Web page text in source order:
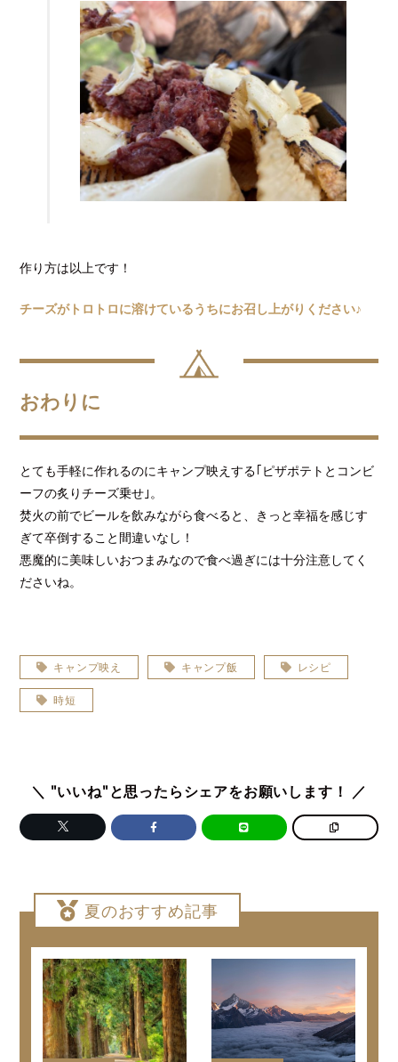
作り方は以上です！
チーズがトロトロに溶けているうちにお召し上がりください♪
おわりに
とても手軽に作れるのにキャンプ映えする｢ピザポテトとコンビ
ーフの炙りチーズ乗せ｣。
焚火の前でビールを飲みながら食べると、きっと幸福を感じす
ぎて卒倒すること間違いなし！
悪魔的に美味しいおつまみなので食べ過ぎには十分注意してく
ださいね。
キャンプ映え キャンプ飯 レシピ
時短
＼ "いいね"と思ったらシェアをお願いします！ ／
夏のおすすめ記事